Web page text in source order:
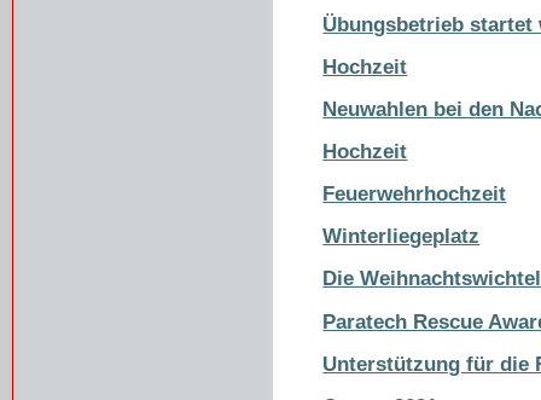
Übungsbetrieb startet
Hochzeit
Neuwahlen bei den
Hochzeit
Feuerwehrhochzeit
Winterliegeplatz
Die
Paratech Rescue
Unterstützung für die